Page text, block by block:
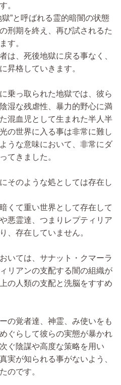
。
”と呼ばれる霊的暗闇の状態
刑期を終え、再び試されるた
す。
は、死後地獄に戻る事なく、
昇格していきます。
乗っ取られた地獄では、彼ら
湿な残虐性、暴力的野心に満
混血児として生まれた半人半
の世界に入る事は非常に難し
うな意味において、非常にダ
てきました。
そのような処としては存在し
くて重い世界として存在して
悪霊達、つまりレプティリア
、存在していません。
いては、サナット・クマーラ
リアンの支配する闇の組織が
の人類の支配と洗脳をすすめ
の覚者達、神霊、み使いをも
ぐらして彼らの実態が暴かれ
ぐ陰謀や高度な策略を用い
実が知られる事がないよう、
のです。